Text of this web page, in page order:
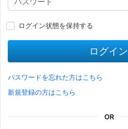
ログイン状態を保持する
ログイン
パスワードを忘れた方はこちら
新規登録の方はこちら